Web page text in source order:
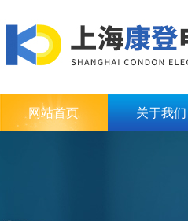
网站首页 关于我们